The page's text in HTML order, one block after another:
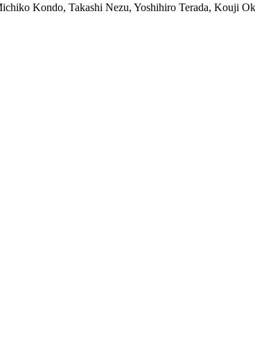
Kondo, Takashi Nezu, Yoshihiro Terada, Kouji